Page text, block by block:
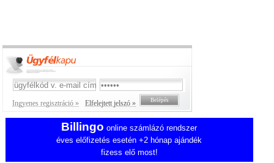
Ingyenes regisztráció » Elfelejtett jelszó »
Billingo online számlázó rendszer
éves előfizetés esetén +2 hónap ajándék
fizess elő most!